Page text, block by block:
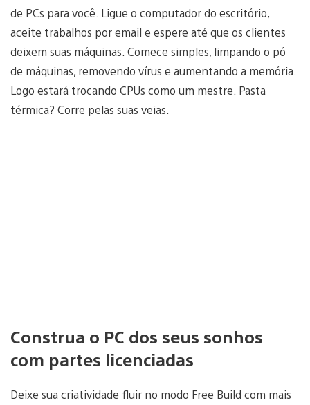
de PCs para você. Ligue o computador do escritório,
aceite trabalhos por email e espere até que os clientes
deixem suas máquinas. Comece simples, limpando o pó
de máquinas, removendo vírus e aumentando a memória.
Logo estará trocando CPUs como um mestre. Pasta
térmica? Corre pelas suas veias.
Construa o PC dos seus sonhos
com partes licenciadas
Deixe sua criatividade fluir no modo Free Build com mais